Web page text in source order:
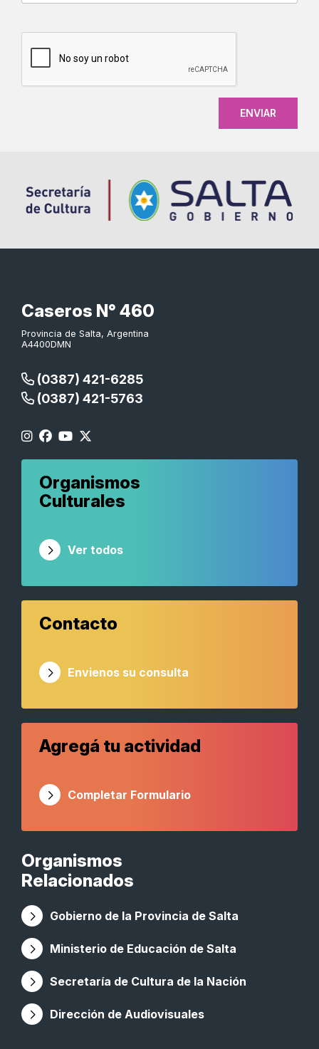
Caseros N° 460
Provincia de Salta, Argentina
A4400DMN
(0387) 421-6285
(0387) 421-5763
Organismos
Relacionados
Gobierno de la Provincia de Salta
Ministerio de Educación de Salta
Secretaría de Cultura de la Nación
Dirección de Audiovisuales
Organismos
Culturales
Ver todos
Contacto
Envienos su consulta
Agregá tu actividad
Completar Formulario